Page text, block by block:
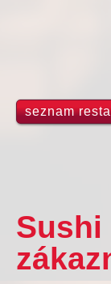
seznam
Sushi